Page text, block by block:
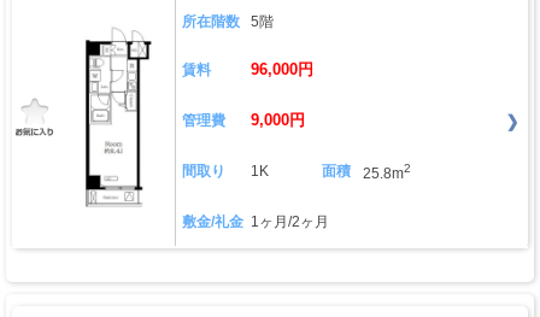
所在階数 5階
賃料 96,000円
管理費 9,000円
間取り 1K 面積 25.8m2
敷金/礼金 1ヶ月/2ヶ月